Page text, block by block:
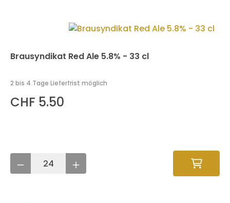
Brausyndikat Red Ale 5.8% - 33 cl
2 bis 4 Tage Lieferfrist möglich
CHF 5.50